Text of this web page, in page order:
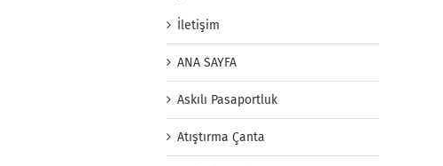
İletişim
ANA SAYFA
Askılı Pasaportluk
Atıştırma Çanta